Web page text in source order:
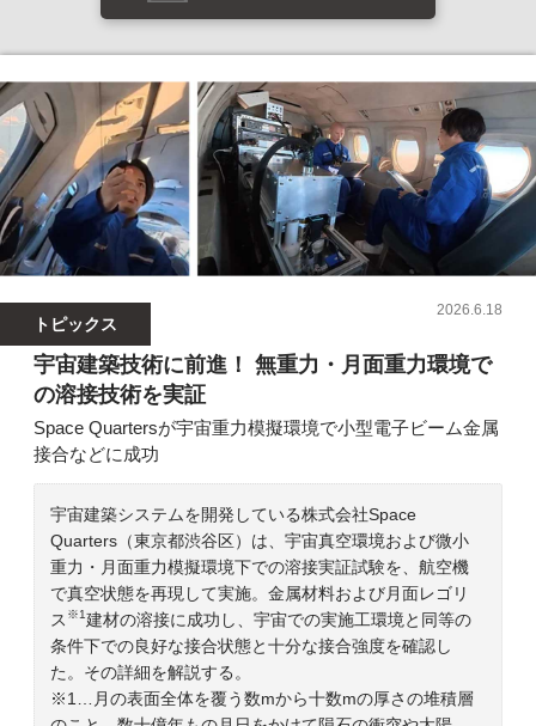
トピックス
2026.6.18
宇宙建築技術に前進！ 無重力・月面重力環境で
の溶接技術を実証
Space Quartersが宇宙重力模擬環境で小型電子ビーム金属
接合などに成功
宇宙建築システムを開発している株式会社Space
Quarters（東京都渋谷区）は、宇宙真空環境および微小
重力・月面重力模擬環境下での溶接実証試験を、航空機
で真空状態を再現して実施。金属材料および月面レゴリ
ス ※1建材の溶接に成功し、宇宙での実施工環境と同等の
条件下での良好な接合状態と十分な接合強度を確認し
た。その詳細を解説する。
※1…月の表面全体を覆う数mから十数mの厚さの堆積層